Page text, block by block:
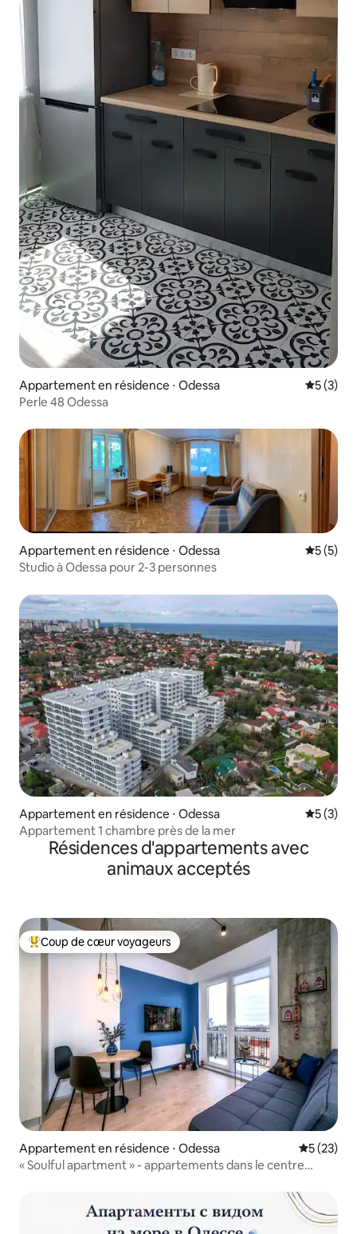
Appartement en résidence ⋅ Odessa
5 (3)
Perle 48 Odessa
Appartement en résidence ⋅ Odessa
5 (5)
Studio à Odessa pour 2-3 personnes
Appartement en résidence ⋅ Odessa
5 (3)
Appartement 1 chambre près de la mer
Résidences d'appartements avec
animaux acceptés
Coups de cœur voyageurs les plus appréciés
Coup de cœur voyageurs
Appartement en résidence ⋅ Odessa
5 (23)
« Soulful apartment » - appartements dans le centre